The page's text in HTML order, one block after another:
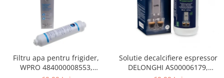
Cosmetice si produse ingrijire
personala
Igiena dentara
Jucarii, Copii & Bebe
Camera copilului
Hrana bebelusi
Filtru apa pentru frigider,
WPRO 484000008553,
Solutie decalcifiere espressor
DELONGHI AS00006179,